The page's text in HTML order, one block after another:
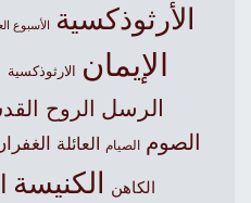
الأرثوذكسية الأسبوع
الإيمان الارثوذكسية
الرسل الروح
الصوم الصيام العائلة الغفران
الكاهن الكنيسة